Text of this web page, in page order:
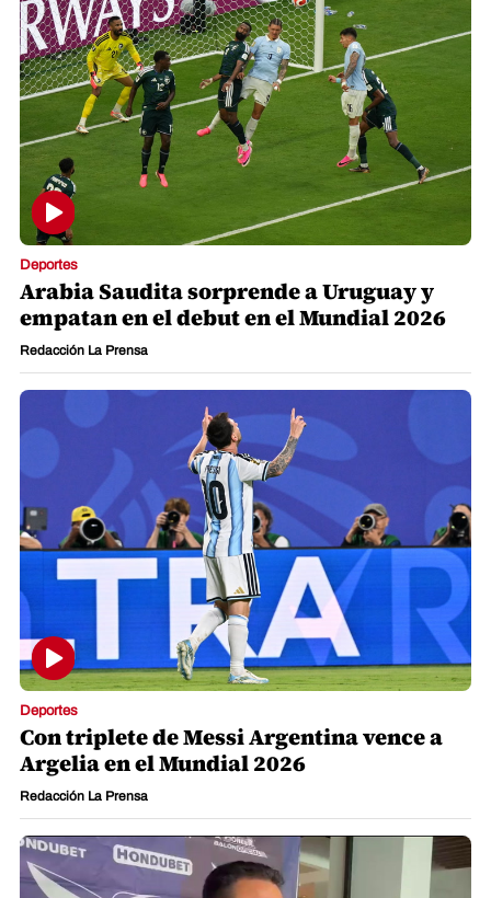
Deportes
Arabia Saudita sorprende a Uruguay y
empatan en el debut en el Mundial 2026
Redacción La Prensa
Deportes
Con triplete de Messi Argentina vence a
Argelia en el Mundial 2026
Redacción La Prensa